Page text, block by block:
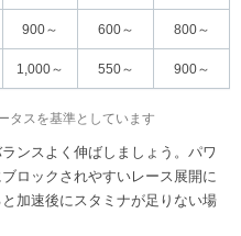
900～ 600～ 800～
1,000～ 550～ 900～
タスを基準としています
ンスよく伸ばしましょう。パワ
ロックされやすいレース展開に
加速後にスタミナが足りない場